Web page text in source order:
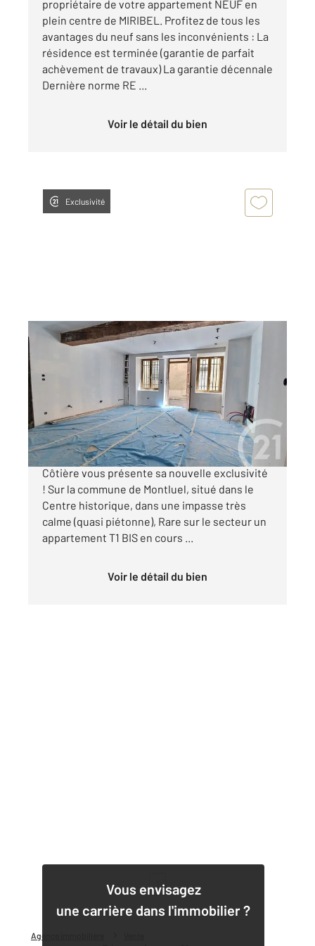
Agence immobilière
propriétaire de votre appartement NEUF en
plein centre de MIRIBEL. Profitez de tous les
avantages du neuf sans les inconvénients : La
résidence est terminée (garantie de parfait
achèvement de travaux) La garantie décennale
Dernière norme RE ...
Voir le détail du bien
Exclusivité
MONTLUEL 01
, 1 pièce
Appartement F1 à vendre
82 000 €
Votre agence CENTURY 21 BDE Immo la
Côtière vous présente sa nouvelle exclusivité
! Sur la commune de Montluel, situé dans le
Centre historique, dans une impasse très
calme (quasi piétonne), Rare sur le secteur un
appartement T1 BIS en cours ...
Voir le détail du bien
Vous envisagez
une carrière dans l'immobilier ?
1